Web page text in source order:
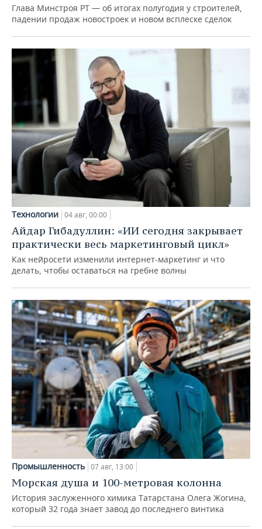
Глава Минстроя РТ — об итогах полугодия у строителей,
падении продаж новостроек и новом всплеске сделок
Технологии 04 авг, 00:00
Айдар Гибадуллин: «ИИ сегодня закрывает
практически весь маркетинговый цикл»
Как нейросети изменили интернет-маркетинг и что
делать, чтобы оставаться на гребне волны
Промышленность 07 авг, 13:00
Морская душа и 100-метровая колонна
История заслуженного химика Татарстана Олега Жогина,
который 32 года знает завод до последнего винтика